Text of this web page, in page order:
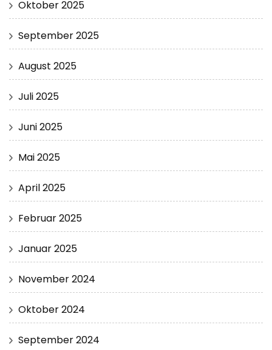
Oktober 2025
September 2025
August 2025
Juli 2025
Juni 2025
Mai 2025
April 2025
Februar 2025
Januar 2025
November 2024
Oktober 2024
September 2024